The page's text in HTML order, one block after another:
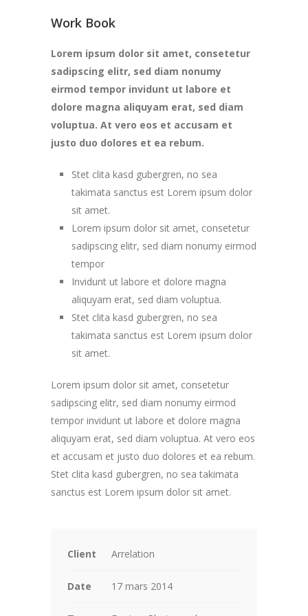
Work Book
Lorem ipsum dolor sit amet, consetetur
sadipscing elitr, sed diam nonumy
eirmod tempor invidunt ut labore et
dolore magna aliquyam erat, sed diam
voluptua. At vero eos et accusam et
justo duo dolores et ea rebum.
Stet clita kasd gubergren, no sea
takimata sanctus est Lorem ipsum dolor
sit amet.
Lorem ipsum dolor sit amet, consetetur
sadipscing elitr, sed diam nonumy eirmod
tempor
Invidunt ut labore et dolore magna
aliquyam erat, sed diam voluptua.
Stet clita kasd gubergren, no sea
takimata sanctus est Lorem ipsum dolor
sit amet.
Lorem ipsum dolor sit amet, consetetur
sadipscing elitr, sed diam nonumy eirmod
tempor invidunt ut labore et dolore magna
aliquyam erat, sed diam voluptua. At vero eos
et accusam et justo duo dolores et ea rebum.
Stet clita kasd gubergren, no sea takimata
sanctus est Lorem ipsum dolor sit amet.
Client Arrelation
Date 17 mars 2014